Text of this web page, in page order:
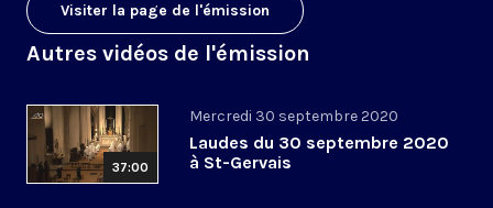
Visiter la page de l'émission
Autres vidéos de l'émission
37:00
Mercredi 30 septembre 2020
Laudes du 30 septembre 2020
à St-Gervais